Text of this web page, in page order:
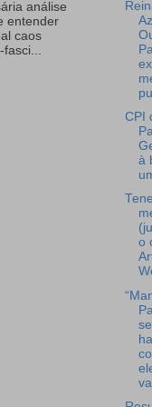
análise
entender
caos
CPI
à
o